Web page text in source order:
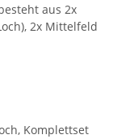
aus 2x
2x Mittelfeld
Komplettset